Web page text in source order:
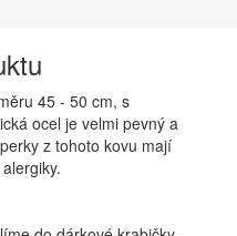
45 - 50 cm, s
ocel je velmi pevný a
z tohoto kovu mají